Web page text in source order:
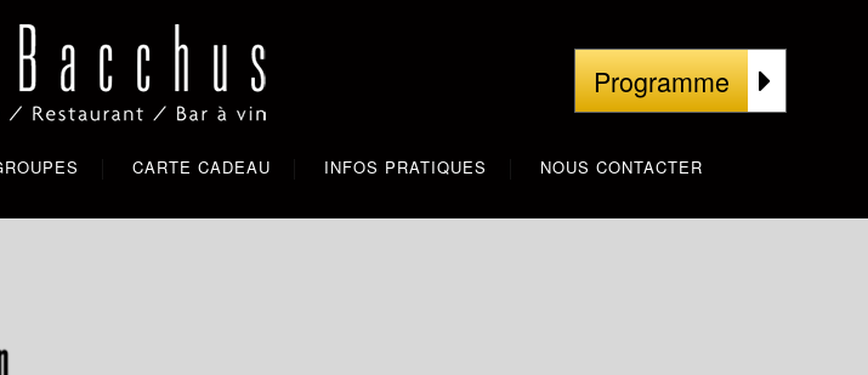
CARTE CADEAU INFOS PRATIQUES NOUS CONTACTER
Programme